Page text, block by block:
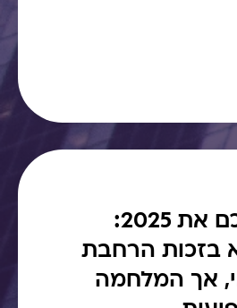
ג׳קי כהן מסכם את 2025:
בזכות הרחבת
אך המלחמה